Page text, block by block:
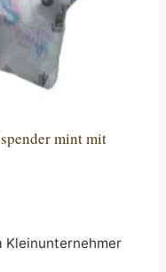
mint mit
Kleinunternehmer